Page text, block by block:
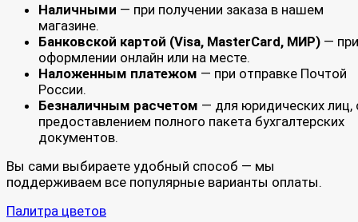
Наличными — при получении заказа в нашем
магазине.
Банковской картой (Visa, MasterCard, МИР) — при
оформлении онлайн или на месте.
Наложенным платежом — при отправке Почтой
России.
Безналичным расчетом — для юридических лиц,
предоставлением полного пакета бухгалтерских
документов.
Вы сами выбираете удобный способ — мы
поддерживаем все популярные варианты оплаты.
Палитра цветов